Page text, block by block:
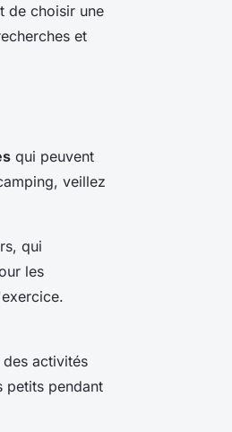
de choisir une
et
qui peuvent
veillez
qui
les
activités
petits pendant